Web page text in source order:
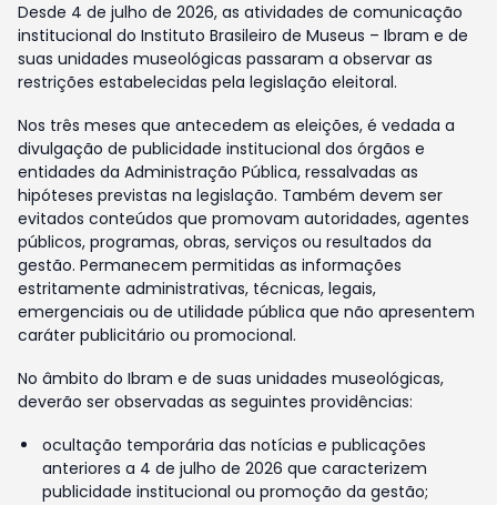
Desde 4 de julho de 2026, as atividades de comunicação
institucional do Instituto Brasileiro de Museus – Ibram e de
suas unidades museológicas passaram a observar as
restrições estabelecidas pela legislação eleitoral.
Nos três meses que antecedem as eleições, é vedada a
divulgação de publicidade institucional dos órgãos e
entidades da Administração Pública, ressalvadas as
hipóteses previstas na legislação. Também devem ser
evitados conteúdos que promovam autoridades, agentes
públicos, programas, obras, serviços ou resultados da
gestão. Permanecem permitidas as informações
estritamente administrativas, técnicas, legais,
emergenciais ou de utilidade pública que não apresentem
caráter publicitário ou promocional.
No âmbito do Ibram e de suas unidades museológicas,
deverão ser observadas as seguintes providências:
ocultação temporária das notícias e publicações
anteriores a 4 de julho de 2026 que caracterizem
publicidade institucional ou promoção da gestão;